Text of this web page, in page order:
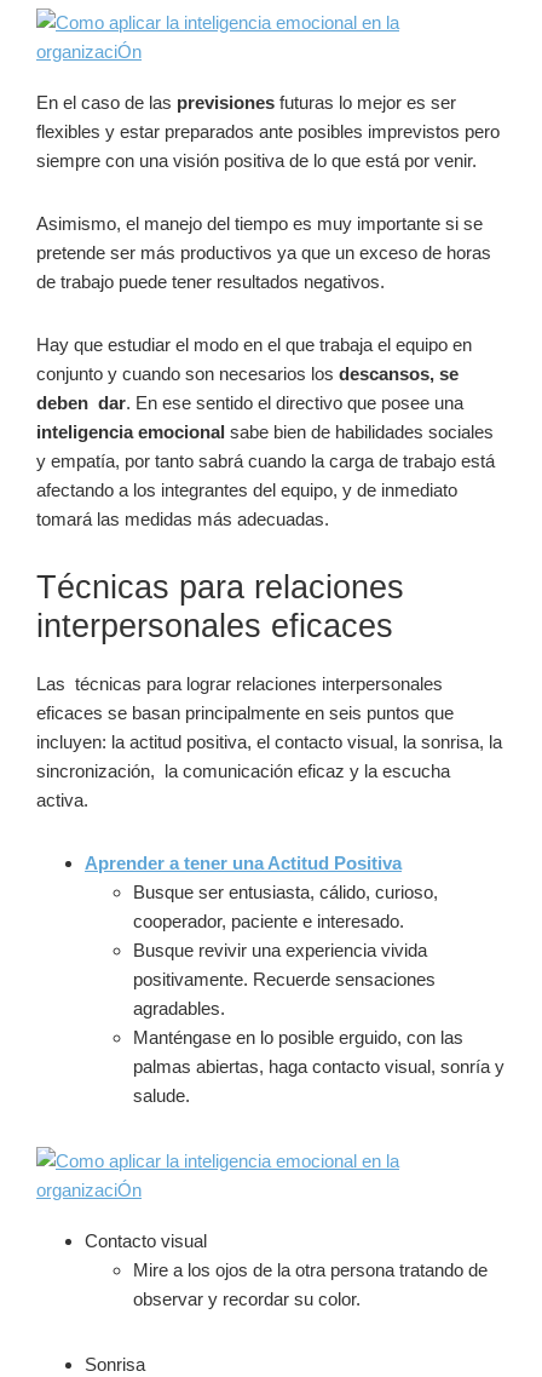
En el caso de las previsiones futuras lo mejor es ser
flexibles y estar preparados ante posibles imprevistos pero
siempre con una visión positiva de lo que está por venir.
Asimismo, el manejo del tiempo es muy importante si se
pretende ser más productivos ya que un exceso de horas
de trabajo puede tener resultados negativos.
Hay que estudiar el modo en el que trabaja el equipo en
conjunto y cuando son necesarios los descansos, se
deben dar. En ese sentido el directivo que posee una
inteligencia emocional sabe bien de habilidades sociales
y empatía, por tanto sabrá cuando la carga de trabajo está
afectando a los integrantes del equipo, y de inmediato
tomará las medidas más adecuadas.
Técnicas para relaciones
interpersonales eficaces
Las técnicas para lograr relaciones interpersonales
eficaces se basan principalmente en seis puntos que
incluyen: la actitud positiva, el contacto visual, la sonrisa, la
sincronización, la comunicación eficaz y la escucha
activa.
Aprender a tener una Actitud Positiva
Busque ser entusiasta, cálido, curioso,
cooperador, paciente e interesado.
Busque revivir una experiencia vivida
positivamente. Recuerde sensaciones
agradables.
Manténgase en lo posible erguido, con las
palmas abiertas, haga contacto visual, sonría y
salude.
Contacto visual
Mire a los ojos de la otra persona tratando de
observar y recordar su color.
Sonrisa